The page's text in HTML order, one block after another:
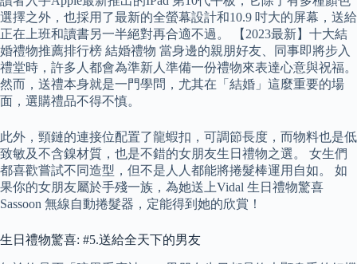
選擇之外，也採用了最新的全螢幕設計和10.9 吋大的屏幕，送給
正在上班和讀書另一半絕對再合適不過。 【2023最新】十大結
婚禮物推薦排行榜 結婚禮物 當身邊的親朋好友、同事即將步入
禮堂時，許多人都會為準新人準備一份禮物來表達心意與祝福。
然而，送禮本身就是一門學問，尤其在「結婚」這麼重要的場
面，選購禮品不得不慎。
此外，頸鏈的連接位配置了龍蝦扣，可調節長度，而物料也是低
致敏及不含鎳材質，也是不錯的女朋友生日禮物之選。 女生們
都喜歡嘗試不同造型，但不是人人都能將捲髮棒運用自如。 如
果你的女朋友屬於手殘一族，為她送上Vidal 生日禮物驚喜
Sassoon 無線自動捲髮器，定能得到她的欣賞！
生日禮物驚喜: #5.送給全天下的男友